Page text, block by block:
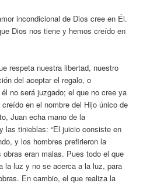
incondicional de Dios cree en Él.
Dios nos tiene y hemos creído en
respeta nuestra libertad, nuestro
del aceptar el regalo, o
no será juzgado; el que no cree ya
en el nombre del Hijo único de
Juan echa mano de la
las tinieblas: “El juicio consiste en
y los hombres prefirieron la
eran malas. Pues todo el que
la luz y no se acerca a la luz, para
En cambio, el que realiza la